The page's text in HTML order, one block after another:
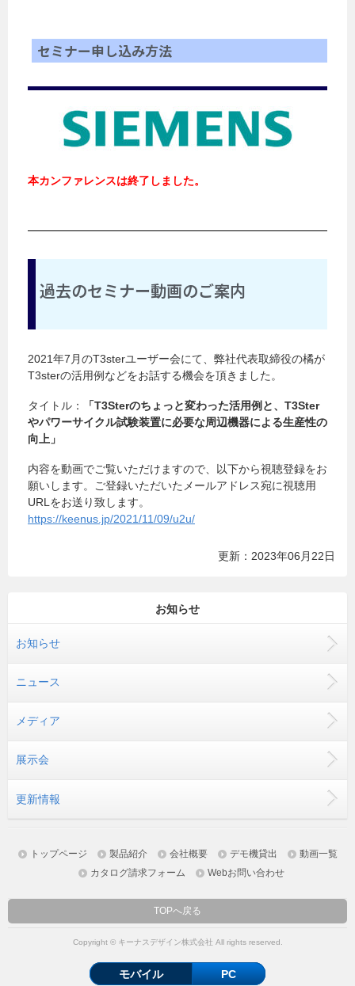
セミナー申し込み方法
本カンファレンスは終了しました。
過去のセミナー動画のご案内
2021年7月のT3sterユーザー会にて、弊社代表取締役の橘が
T3sterの活用例などをお話する機会を頂きました。
タイトル：
「T3Sterのちょっと変わった活用例と、T3Ster
やパワーサイクル試験装置に必要な周辺機器による生産性の
向上」
内容を動画でご覧いただけますので、以下から視聴登録をお
願いします。ご登録いただいたメールアドレス宛に視聴用
URLをお送り致します。
https://keenus.jp/2021/11/09/u2u/
更新：2023年06月22日
お知らせ
お知らせ
ニュース
メディア
展示会
更新情報
トップページ 製品紹介 会社概要 デモ機貸出
動画一覧
カタログ請求フォーム
Webお問い合わせ
TOPへ戻る
Copyright © キーナスデザイン株式会社 All rights reserved.
モバイル PC